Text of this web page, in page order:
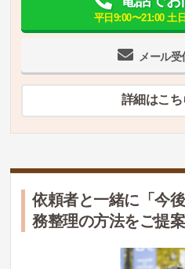
メール受
平日9:00〜21:00 土
詳細はこち
依頼者と一緒に「今
務整理の方法をご提案